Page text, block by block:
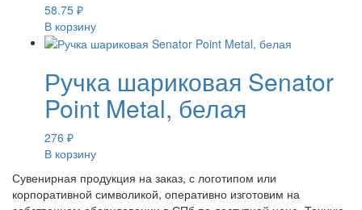
58.75 ₽
В корзину
Ручка шариковая Senator
Point Metal, белая
276 ₽
В корзину
Сувенирная продукция на заказ, с логотипом или
корпоративной символикой, оперативно изготовим на